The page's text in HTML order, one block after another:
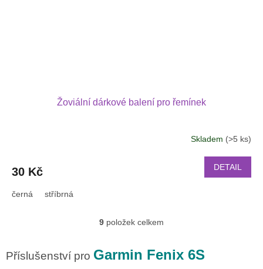
Žoviální dárkové balení pro řemínek
Skladem (>5 ks)
30 Kč DETAIL
černá stříbrná
O
l
á
9 položek celkem
Příslušenství pro Garmin Fenix 6S